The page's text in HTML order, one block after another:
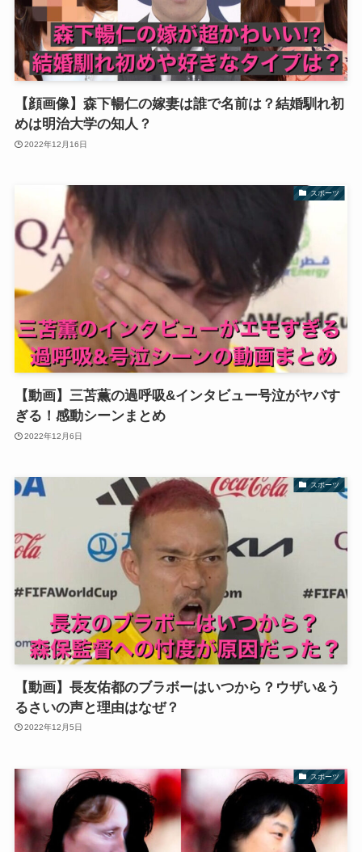
【顔画像】森下暢仁の嫁妻は誰で名前は？結婚馴れ初
めは明治大学の知人？
2022年12月16日
スポーツ
【動画】三苫薫の過呼吸&インタビュー号泣がヤバす
ぎる！感動シーンまとめ
2022年12月6日
スポーツ
【動画】長友佑都のブラボーはいつから？ウザい&う
るさいの声と理由はなぜ？
2022年12月5日
スポーツ